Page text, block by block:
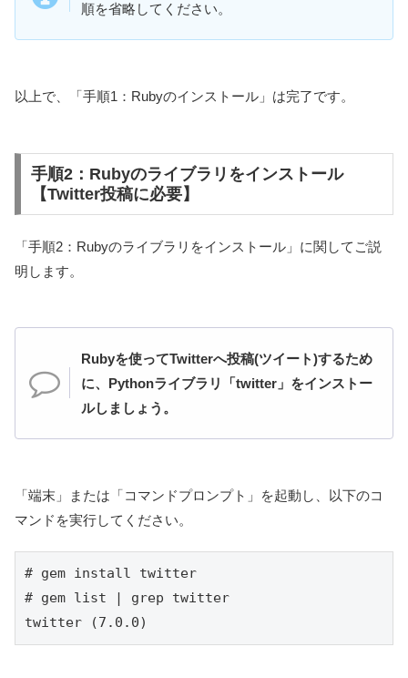
順を省略してください。
以上で、「手順1：Rubyのインストール」は完了です。
手順2：Rubyのライブラリをインストール
【Twitter投稿に必要】
「手順2：Rubyのライブラリをインストール」に関してご説
明します。
Rubyを使ってTwitterへ投稿(ツイート)するため
に、Pythonライブラリ「twitter」をインストー
ルしましょう。
「端末」または「コマンドプロンプト」を起動し、以下のコ
マンドを実行してください。
# gem install twitter
# gem list | grep twitter
twitter (7.0.0)